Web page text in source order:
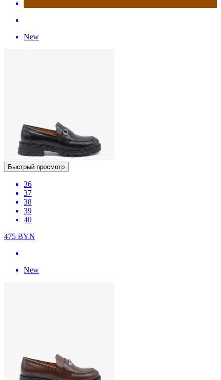
New
Быстрый просмотр
36
37
38
39
40
475 BYN
New